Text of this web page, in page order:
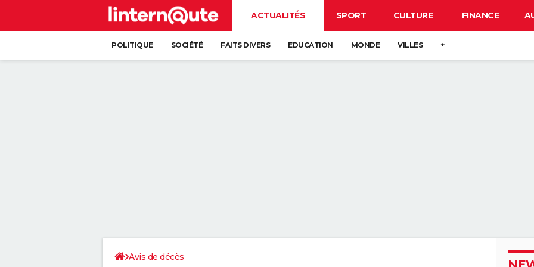
ACTUALITÉS SPORT CULTURE FINANCE
POLITIQUE SOCIÉTÉ FAITS DIVERS EDUCATION MONDE VILLES +
Avis de décès